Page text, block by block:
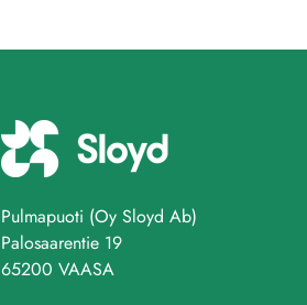
Pulmapuoti (Oy Sloyd Ab)
Palosaarentie 19
65200 VAASA